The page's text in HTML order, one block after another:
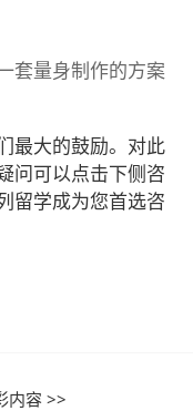
套量身制作的方案
最大的鼓励。对此
问可以点击下侧咨
留学成为您首选咨
内容 >>